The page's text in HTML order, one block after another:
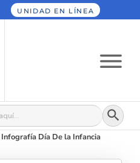
UNIDAD EN LÍNEA
Botón
Infografía Día De la Infancia